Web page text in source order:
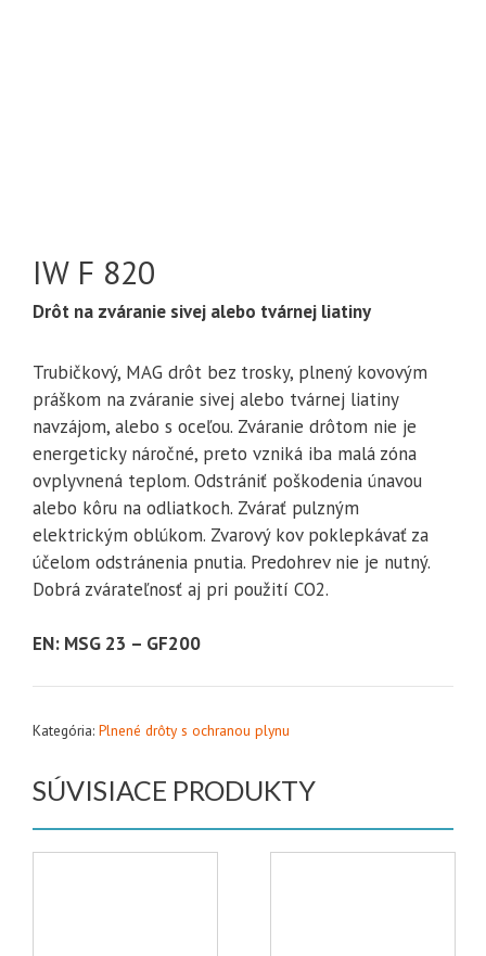
IW F 820
Drôt na zváranie sivej alebo tvárnej liatiny
Trubičkový, MAG drôt bez trosky, plnený kovovým
práškom na zváranie sivej alebo tvárnej liatiny
navzájom, alebo s oceľou. Zváranie drôtom nie je
energeticky náročné, preto vzniká iba malá zóna
ovplyvnená teplom. Odstrániť poškodenia únavou
alebo kôru na odliatkoch. Zvárať pulzným
elektrickým oblúkom. Zvarový kov poklepkávať za
účelom odstránenia pnutia. Predohrev nie je nutný.
Dobrá zvárateľnosť aj pri použití CO2.
EN: MSG 23 – GF200
Kategória: Plnené drôty s ochranou plynu
SÚVISIACE PRODUKTY